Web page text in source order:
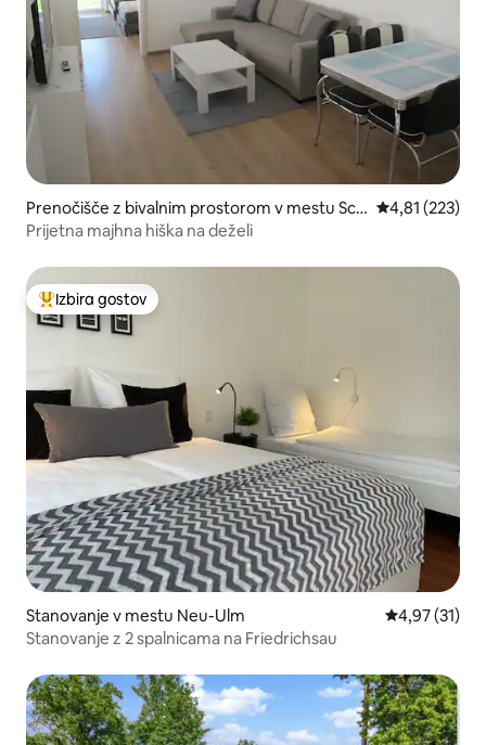
Prenočišče z bivalnim prostorom v mestu Sch
nürpflingen
Povprečna
4,81 (223)
Prijetna majhna hiška na deželi
Najbolj priljubljena prenočišča z značko »Izbira gostov«
Izbira gostov
Stanovanje v mestu Neu-Ulm Povprečna
4,97 (31)
Stanovanje z 2 spalnicama na Friedrichsau